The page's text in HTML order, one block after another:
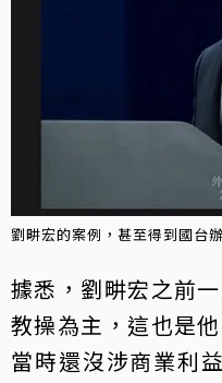
劉畊宏的案例，甚至得到國台
據悉，劉畊宏之前
教操為主，這也是
當時還沒涉商業利